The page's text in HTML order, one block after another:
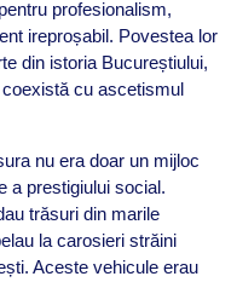
profesionalism,
ireproșabil. Povestea lor
din istoria Bucureștiului,
cu ascetismul
nu era doar un mijloc
a prestigiului social.
trăsuri din marile
la carosieri străini
Aceste vehicule erau